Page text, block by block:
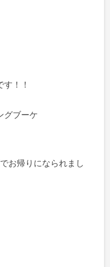
！！
グブーケ
お帰りになられまし